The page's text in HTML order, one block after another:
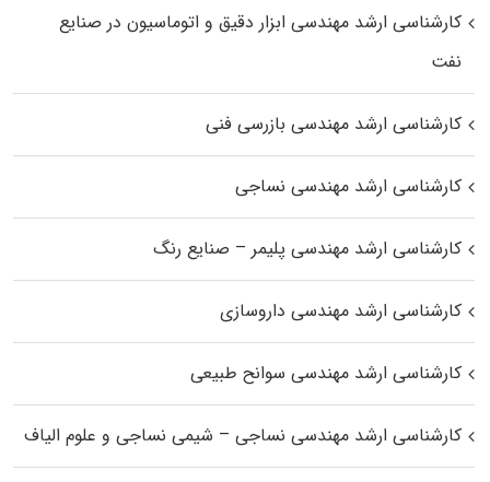
کارشناسی ارشد مهندسی ابزار دقیق و اتوماسیون در صنایع
نفت
کارشناسی ارشد مهندسی بازرسی فنی
کارشناسی ارشد مهندسی نساجی
کارشناسی ارشد مهندسی پلیمر – صنایع رنگ
کارشناسی ارشد مهندسی داروسازی
کارشناسی ارشد مهندسی سوانح طبیعی
کارشناسی ارشد مهندسی نساجی – شیمی نساجی و علوم الیاف